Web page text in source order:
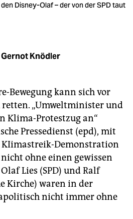
Disney-Olaf – der von der SPD taut
Gernot Knödler
Bewegung kann sich vor
„Umweltminister und
Klima-Protestzug an“
Pressedienst (epd), mit
Demonstration
ohne einen gewissen
Lies (SPD) und Ralf
Kirche) waren in der
nicht immer ohne